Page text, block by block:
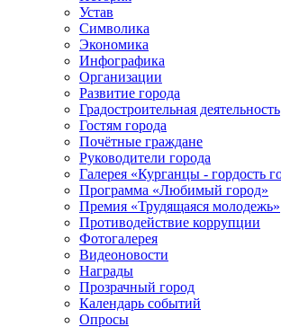
Устав
Символика
Экономика
Инфографика
Организации
Развитие города
Градостроительная деятельность
Гостям города
Почётные граждане
Руководители города
Галерея «Курганцы - гордость
Программа «Любимый город»
Премия «Трудящаяся молодежь»
Противодействие коррупции
Фотогалерея
Видеоновости
Награды
Прозрачный город
Календарь событий
Опросы